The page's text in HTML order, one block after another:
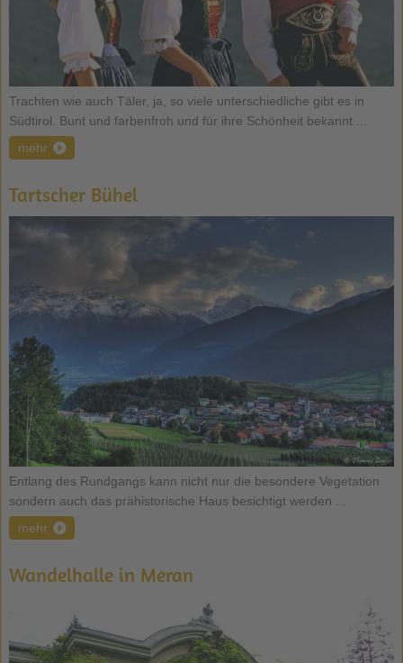
Trachten wie auch Täler, ja, so viele unterschiedliche gibt es in
Südtirol. Bunt und farbenfroh und für ihre Schönheit bekannt ...
mehr
Tartscher Bühel
Entlang des Rundgangs kann nicht nur die besondere Vegetation
sondern auch das prähistorische Haus besichtigt werden ...
mehr
Wandelhalle in Meran